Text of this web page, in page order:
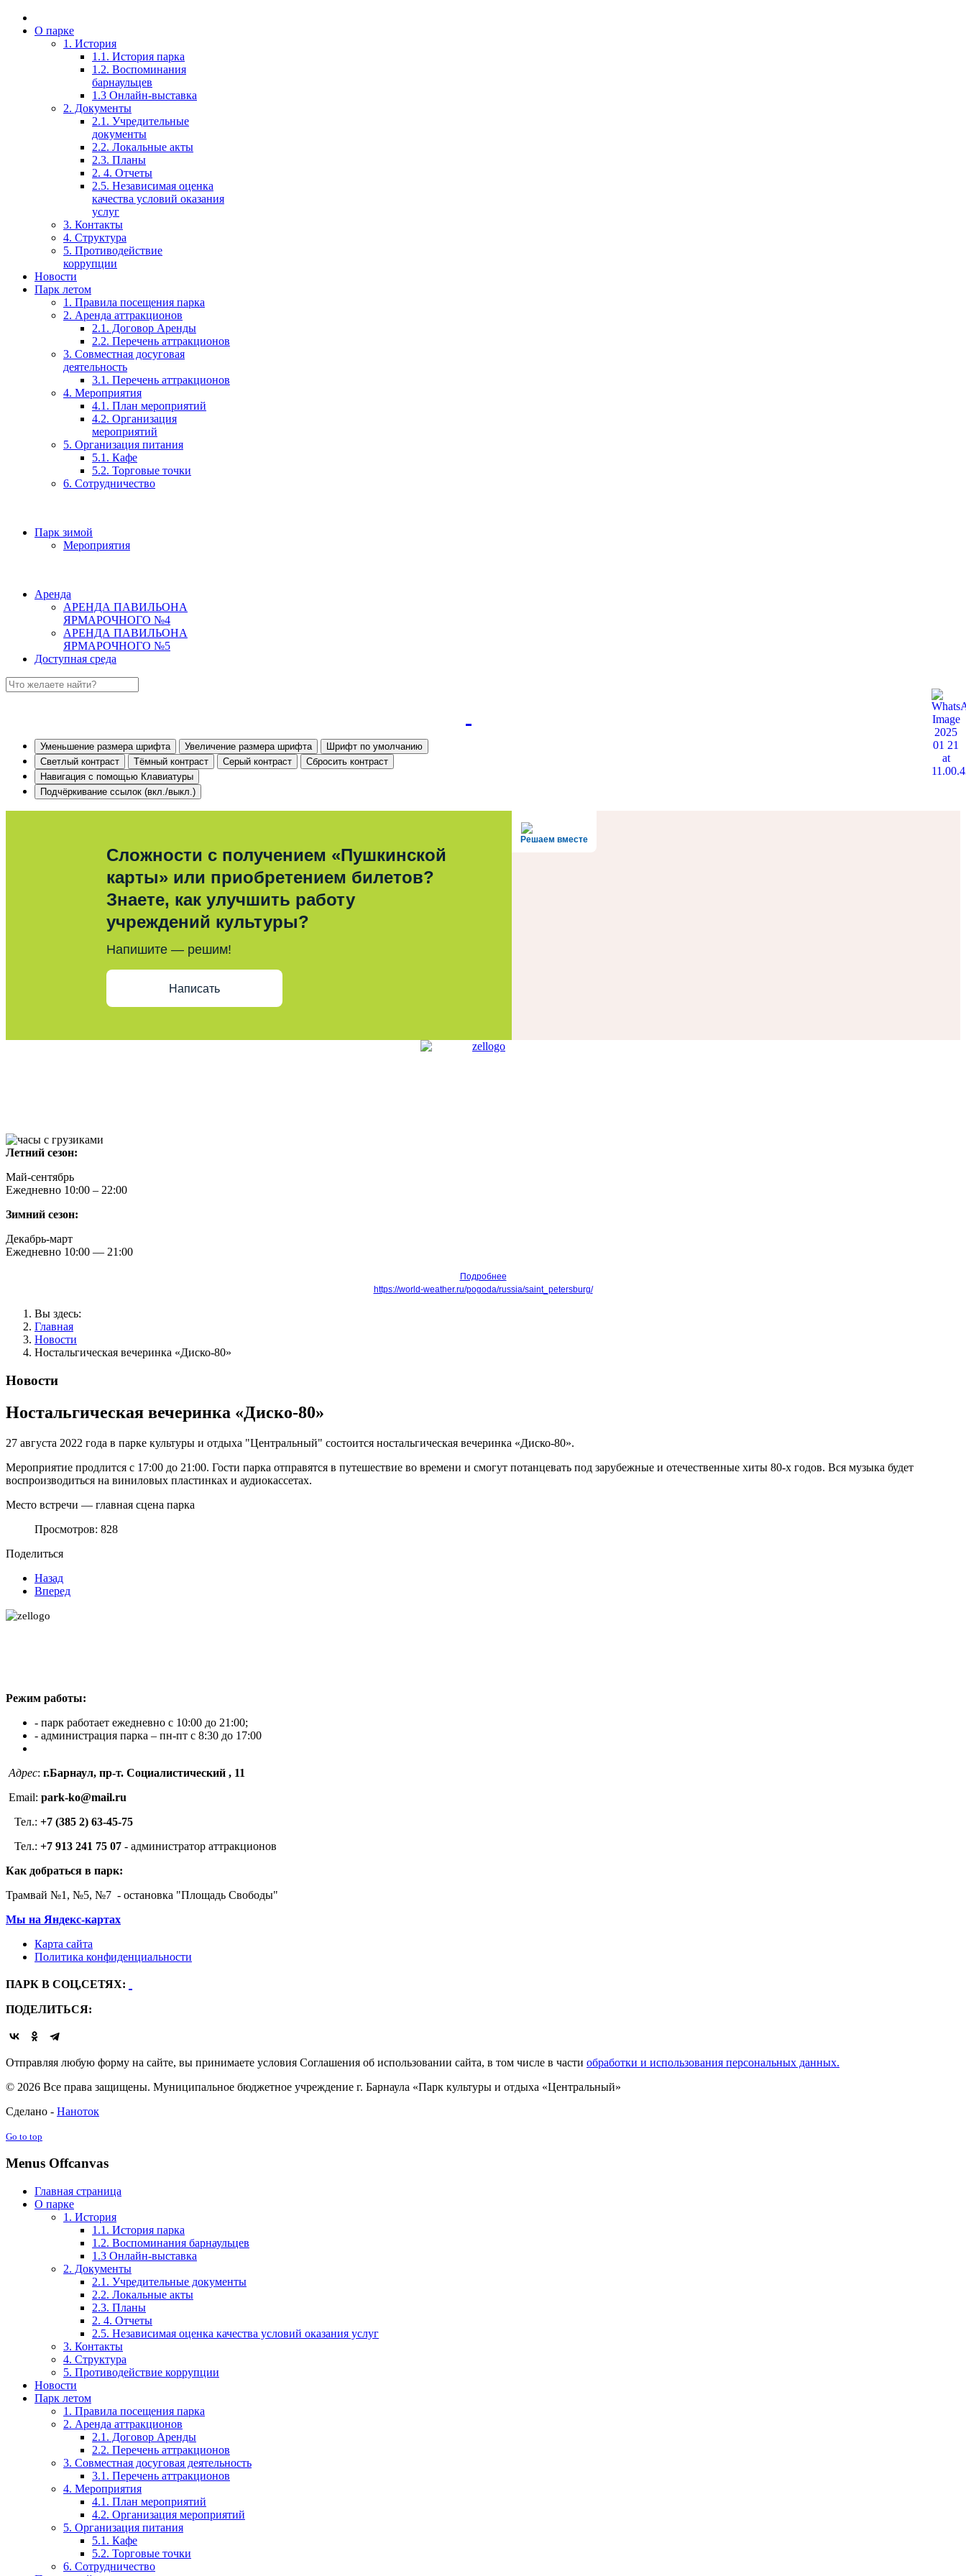
О парке
1. История
1.1. История парка
1.2. Воспоминания
барнаульцев
1.3 Онлайн-выставка
2. Документы
2.1. Учредительные
документы
2.2. Локальные акты
2.3. Планы
2. 4. Отчеты
2.5. Независимая оценка
качества условий оказания
услуг
3. Контакты
4. Структура
5. Противодействие
коррупции
Новости
Парк летом
1. Правила посещения парка
2. Аренда аттракционов
2.1. Договор Аренды
2.2. Перечень аттракционов
3. Совместная досуговая
деятельность
3.1. Перечень аттракционов
4. Мероприятия
4.1. План мероприятий
4.2. Организация
мероприятий
5. Организация питания
5.1. Кафе
5.2. Торговые точки
6. Сотрудничество
Парк зимой
Мероприятия
Аренда
АРЕНДА ПАВИЛЬОНА
ЯРМАРОЧНОГО №4
АРЕНДА ПАВИЛЬОНА
ЯРМАРОЧНОГО №5
Доступная среда
Уменьшение размера шрифта Увеличение размера шрифта
Шрифт по умолчанию
Светлый контраст
Тёмный контраст Серый контраст
Сбросить контраст
Навигация с помощью Клавиатуры
Подчёркивание ссылок (вкл./выкл.)
Решаем вместе
Сложности с получением «Пушкинской
карты» или приобретением билетов?
Знаете, как улучшить работу
учреждений культуры?
Напишите — решим!
Написать
Летний сезон:
Май-сентябрь
Ежедневно 10:00 – 22:00
Зимний сезон:
Декабрь-март
Ежедневно 10:00 — 21:00
Подробнее
https://world-weather.ru/pogoda/russia/saint_petersburg/
Вы здесь:
Главная
Новости
Ностальгическая вечеринка «Диско-80»
Новости
Ностальгическая вечеринка «Диско-80»
27 августа 2022 года в парке культуры и отдыха "Центральный" состоится ностальгическая вечеринка «Диско-80».
Мероприятие продлится с 17:00 до 21:00. Гости парка отправятся в путешествие во времени и смогут потанцевать под зарубежные и отечественные хиты 80-х годов. Вся музыка будет
воспроизводиться на виниловых пластинках и аудиокассетах.
Место встречи — главная сцена парка
Просмотров: 828
Поделиться
Назад
Вперед
Режим работы:
- парк работает ежедневно с 10:00 до 21:00;
- администрация парка – пн-пт с 8:30 до 17:00
Адрес: г.Барнаул, пр-т. Социалистический , 11
Email: park-ko@mail.ru
Тел.: +7 (385 2) 63-45-75
Тел.: +7 913 241 75 07 - администратор аттракционов
Как добраться в парк:
Трамвай №1, №5, №7 - остановка "Площадь Свободы"
Мы на Яндекс-картах
Карта сайта
Политика конфиденциальности
ПАРК В СОЦ,СЕТЯХ:
ПОДЕЛИТЬСЯ:
Отправляя любую форму на сайте, вы принимаете условия Соглашения об использовании сайта, в том числе в части обработки и использования персональных данных.
© 2026 Все права защищены. Муниципальное бюджетное учреждение г. Барнаула «Парк культуры и отдыха «Центральный»
Сделано - Наноток
Go to top
Menus Offcanvas
Главная страница
О парке
1. История
1.1. История парка
1.2. Воспоминания барнаульцев
1.3 Онлайн-выставка
2. Документы
2.1. Учредительные документы
2.2. Локальные акты
2.3. Планы
2. 4. Отчеты
2.5. Независимая оценка качества условий оказания услуг
3. Контакты
4. Структура
5. Противодействие коррупции
Новости
Парк летом
1. Правила посещения парка
2. Аренда аттракционов
2.1. Договор Аренды
2.2. Перечень аттракционов
3. Совместная досуговая деятельность
3.1. Перечень аттракционов
4. Мероприятия
4.1. План мероприятий
4.2. Организация мероприятий
5. Организация питания
5.1. Кафе
5.2. Торговые точки
6. Сотрудничество